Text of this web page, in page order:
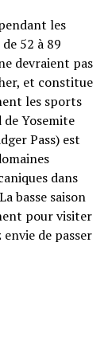
les
52 à 89
devraient pas
et constitue
les sports
de Yosemite
Pass) est
dans
basse saison
pour visiter
de passer